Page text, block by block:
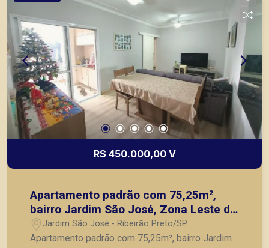
R$ 450.000,00 V
Apartamento padrão com 75,25m²,
bairro Jardim São José, Zona Leste de
Ribeirão Preto/SP.
Jardim São José - Ribeirão Preto/SP
Apartamento padrão com 75,25m², bairro Jardim